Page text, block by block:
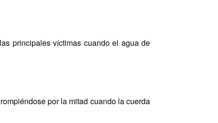
principales víctimas cuando el agua de
por la mitad cuando la cuerda